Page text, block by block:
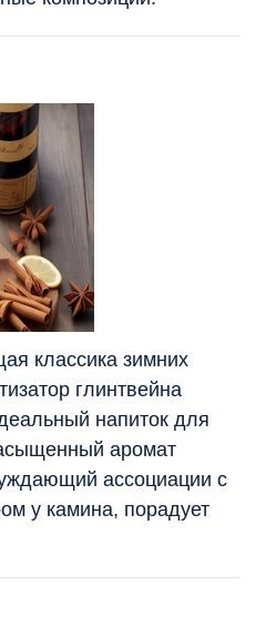
классика зимних
глинтвейна
напиток для
аромат
ассоциации с
у камина, порадует